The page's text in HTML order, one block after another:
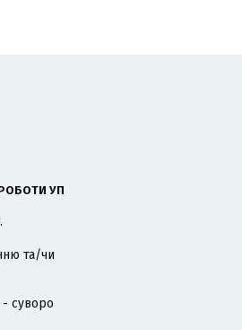
УП
та/чи
- суворо